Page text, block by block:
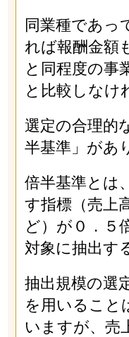
同業種であっ
れば報酬金額
と同程度の事
と比較しなけ
選定の合理的
半基準」があ
倍半基準とは
す指標（売上
ど）が０．５
対象に抽出す
抽出規模の選
を用いること
いますが、売